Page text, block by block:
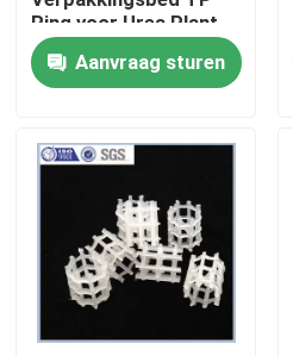
Kwaliteitscontrole
Vraag een offerte
PSA-moleculaire zeef
Moleculaire zeef zeoliet
Ring voor Urea Plant
Aanvraag sturen